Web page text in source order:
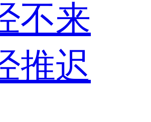
不来
推迟